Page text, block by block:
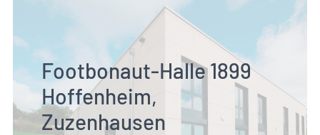
Footbonaut-Halle 1899
Hoffenheim,
Zuzenhausen